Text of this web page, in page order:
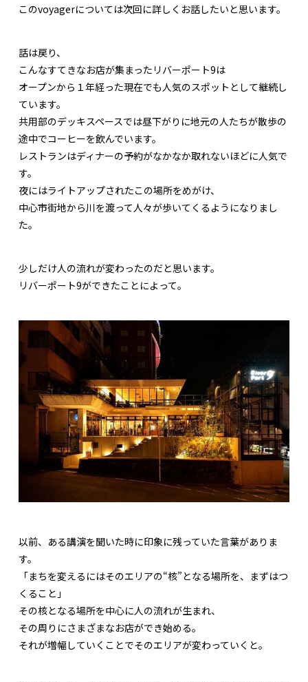
このvoyagerについては次回に詳しくお話したいと思います。
話は戻り、
こんなすてきなお店が集まったリバーポート9は
オープンから１年経った現在でも人気のスポットとして継続し
ています。
共用部のデッキスペースでは昼下がりに地元の人たちが散歩の
途中でコーヒーを飲んでいます。
レストランはディナーの予約がなかなか取れないほどに人気で
す。
夜にはライトアップされたこの場所をめがけ、
中心市街地から川を渡って人々が歩いてくるようになりまし
た。
少しだけ人の流れが変わったのだと思います。
リバーポート9ができたことによって。
以前、ある講演を聞いた時に印象に残っていた言葉がありま
す。
「まちを変えるにはそのエリアの“核”となる場所を、まずはつ
くること」
その核となる場所を中心に人の流れが生まれ、
その周りにさまざまなお店ができ始める。
それが増幅していくことでそのエリアが変わっていくと。